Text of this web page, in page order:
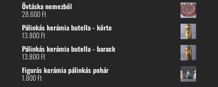
Övtáska nemezből
28.600Ft
Pálinkás kerámia butella - körte
13.800Ft
Pálinkás kerámia butella - barack
13.800Ft
Figurás kerámia pálinkás pohár
1.800Ft